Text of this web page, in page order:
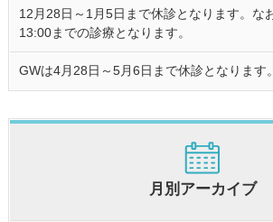
12月28日～1月5日まで休診となります。な
13:00までの診療となります。
GWは4月28日～5月6日まで休診となります。
月別アーカイブ